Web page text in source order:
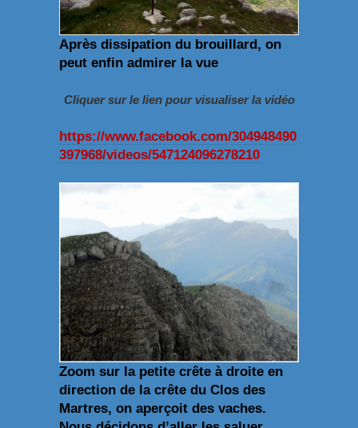
Après dissipation du brouillard, on
peut enfin admirer la vue
Cliquer sur le lien pour visualiser la vidéo
https://www.facebook.com/304948490
397968/videos/547124096278210
Zoom sur la petite crête à droite en
direction de la crête du Clos des
Martres, on aperçoit des vaches.